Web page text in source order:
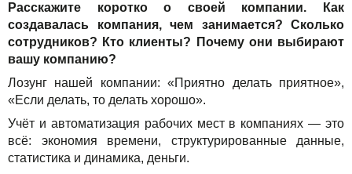
Расскажите коротко о своей компании. Как
создавалась компания, чем занимается? Сколько
сотрудников? Кто клиенты? Почему они выбирают
вашу компанию?
Лозунг нашей компании: «Приятно делать приятное»,
«Если делать, то делать хорошо».
Учёт и автоматизация рабочих мест в компаниях — это
всё: экономия времени, структурированные данные,
статистика и динамика, деньги.